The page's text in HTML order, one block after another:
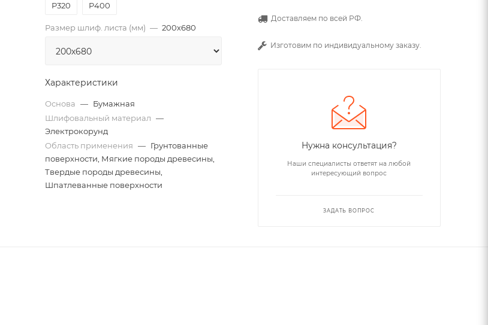
P320 P400
Размер шлиф. листа (мм) — 200х680
Характеристики
Основа — Бумажная
Шлифовальный материал —
Электрокорунд
Область применения — Грунтованные
поверхности, Мягкие породы древесины,
Твердые породы древесины,
Шпатлеванные поверхности
Доставляем по всей РФ.
Изготовим по индивидуальному заказу.
Нужна консультация?
Наши специалисты ответят на любой
интересующий вопрос
ЗАДАТЬ ВОПРОС